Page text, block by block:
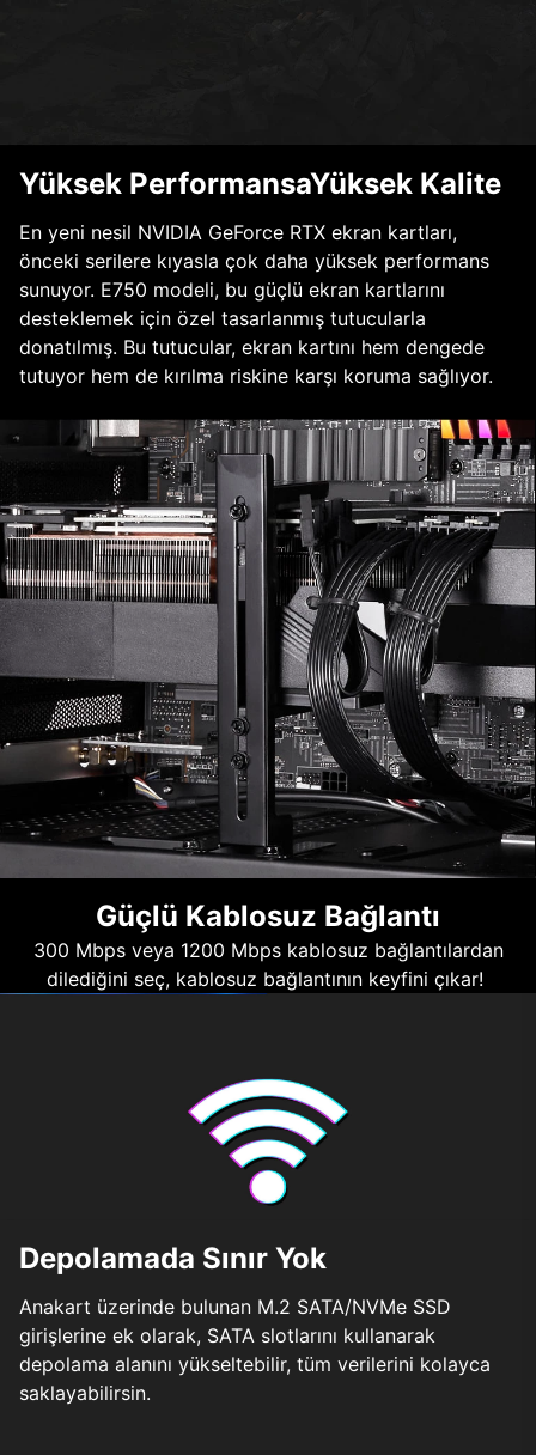
Yüksek PerformansaYüksek Kalite
En yeni nesil NVIDIA GeForce RTX ekran kartları,
önceki serilere kıyasla çok daha yüksek performans
sunuyor. E750 modeli, bu güçlü ekran kartlarını
desteklemek için özel tasarlanmış tutucularla
donatılmış. Bu tutucular, ekran kartını hem dengede
tutuyor hem de kırılma riskine karşı koruma sağlıyor.
Güçlü Kablosuz Bağlantı
300 Mbps veya 1200 Mbps kablosuz bağlantılardan
dilediğini seç, kablosuz bağlantının keyfini çıkar!
Depolamada Sınır Yok
Anakart üzerinde bulunan M.2 SATA/NVMe SSD
girişlerine ek olarak, SATA slotlarını kullanarak
depolama alanını yükseltebilir, tüm verilerini kolayca
saklayabilirsin.